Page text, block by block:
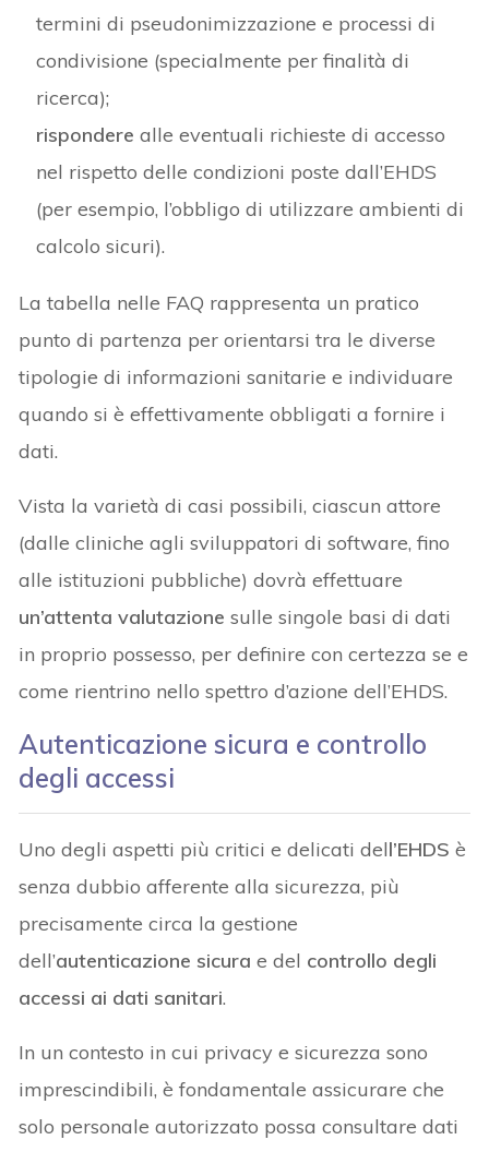
termini di pseudonimizzazione e processi di
condivisione (specialmente per finalità di
ricerca);
rispondere alle eventuali richieste di accesso
nel rispetto delle condizioni poste dall’EHDS
(per esempio, l’obbligo di utilizzare ambienti di
calcolo sicuri).
La tabella nelle FAQ rappresenta un pratico
punto di partenza per orientarsi tra le diverse
tipologie di informazioni sanitarie e individuare
quando si è effettivamente obbligati a fornire i
dati.
Vista la varietà di casi possibili, ciascun attore
(dalle cliniche agli sviluppatori di software, fino
alle istituzioni pubbliche) dovrà effettuare
un’attenta valutazione sulle singole basi di dati
in proprio possesso, per definire con certezza se e
come rientrino nello spettro d’azione dell’EHDS.
Autenticazione sicura e controllo
degli accessi
Uno degli aspetti più critici e delicati dell’EHDS è
senza dubbio afferente alla sicurezza, più
precisamente circa la gestione
dell’autenticazione sicura e del controllo degli
accessi ai dati sanitari.
In un contesto in cui privacy e sicurezza sono
imprescindibili, è fondamentale assicurare che
solo personale autorizzato possa consultare dati